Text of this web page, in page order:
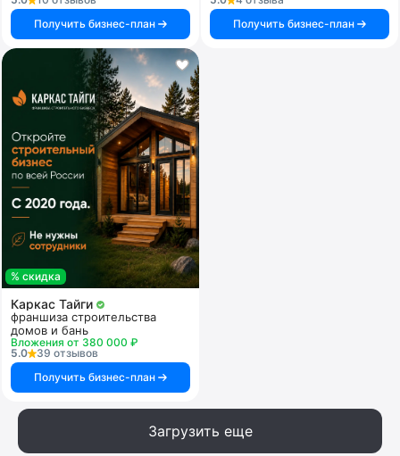
Получить бизнес-план
Получить бизнес-план
% скидка
Каркас Тайги
франшиза строительства
домов и бань
Вложения от 380 000 ₽
5.0
39 отзывов
Получить бизнес-план
Загрузить еще